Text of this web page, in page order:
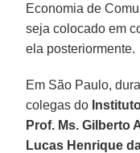
Economia de
seja colocado em
ela posteriormente.
Em São Paulo,
colegas do
Prof. Ms. Gilberto
Lucas Henrique